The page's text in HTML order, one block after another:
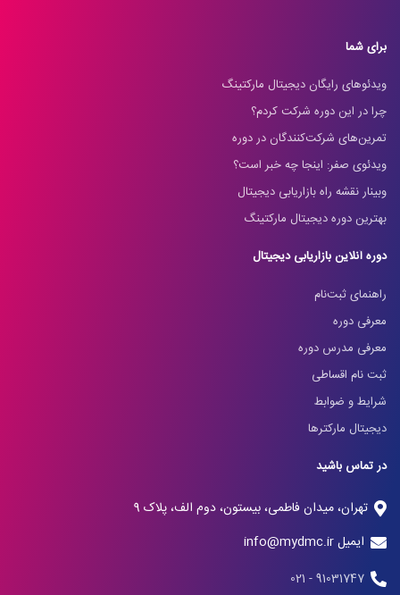
برای شما
ویدئوهای رایگان دیجیتال مارکتینگ
چرا در این دوره شرکت کردم؟
تمرین‌های شرکت‌کنندگان در دوره
ویدئوی صفر: اینجا چه خبر است؟
وبینار نقشه راه بازاریابی دیجیتال
بهترین دوره دیجیتال مارکتینگ
دوره آنلاین بازاریابی دیجیتال
راهنمای ثبت‌نام
معرفی دوره
معرفی مدرس دوره
ثبت نام اقساطی
شرایط و ضوابط
دیجیتال مارکترها
در تماس باشید
تهران، میدان فاطمی، بیستون، دوم الف، پلاک 9
ایمیل info@mydmc.ir
91031747 - 021